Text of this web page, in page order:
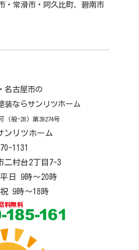
・常滑市・阿久比町、碧南市
名古屋市の
装ならサンリツホーム
(般-28) 第39274号
ンリツホーム
1131
二村台2丁目7-3
日 9時～20時
9時～18時